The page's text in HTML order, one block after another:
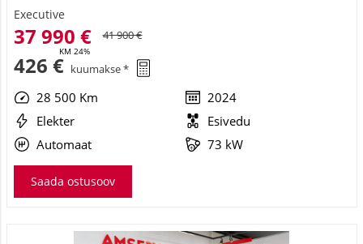
Executive
37 990 €
KM 24%
41 900 €
426 € kuumakse *
28 500 Km
2024
Elekter
Esivedu
Automaat
73 kW
Saada ostusoov